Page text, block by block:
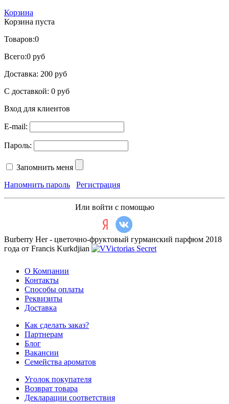
Корзина
Корзина пуста
Товаров:0
Всего:0 руб
Доставка: 200 руб
С доставкой: 0 руб
Вход для клиентов
E-mail:
Пароль:
Запомнить меня
Напомнить пароль
Регистрация
Или войти с помощью
Burberry Her - цветочно-фруктовый гурманский парфюм 2018
года от Francis Kurkdjian
О Компании
Контакты
Способы оплаты
Реквизиты
Доставка
Как сделать заказ?
Партнерам
Блог
Вакансии
Семейства ароматов
Уголок покупателя
Возврат товара
Декларации соответствия